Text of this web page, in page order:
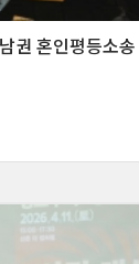
혼인평등소송